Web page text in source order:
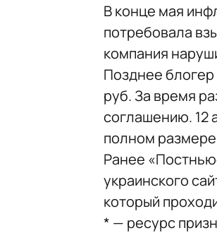
В конце мая
потребовала
компания
Позднее
руб. За время
соглашению. 12
полном
Ранее
украинского
который
* — ресурс